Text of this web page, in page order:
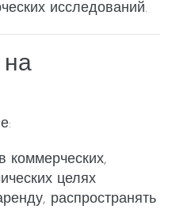
исследований.
на
коммерческих,
целях
распространять